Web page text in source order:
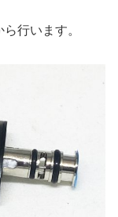
行います。